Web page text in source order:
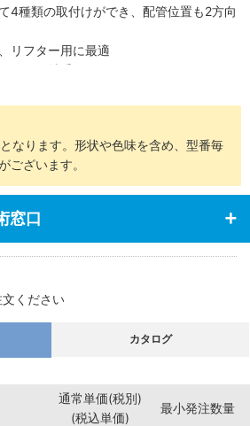
4種類の取付けができ、配管位置も2方向
リフター用に最適
ろがり軸受け
ド軸受部
可能
ネット標準装備
器や生産ラインに対応
なります。形状や色味を含め、型番毎
ございます。
窓口
ください
カタログ
通常単価(税別)
(税込単価)
最小発注数量